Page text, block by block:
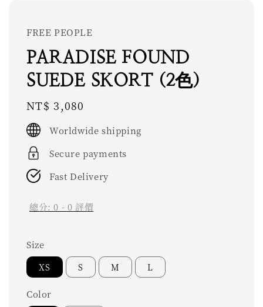
FREE PEOPLE
PARADISE FOUND
SUEDE SKORT (2色)
Regular
price
NT$ 3,080
Worldwide shipping
Secure payments
Fast Delivery
總分:0 - 0 評價
Size
XS S M L
Color